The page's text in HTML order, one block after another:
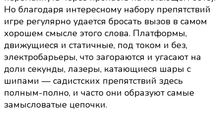
Но благодаря интересному набору препятствий
игре регулярно удается бросать вызов в самом
хорошем смысле этого слова. Платформы,
движущиеся и статичные, под током и без,
электробарьеры, что загораются и угасают на
доли секунды, лазеры, катающиеся шары с
шипами — садистских препятствий здесь
полным-полно, и часто они образуют самые
замысловатые цепочки.